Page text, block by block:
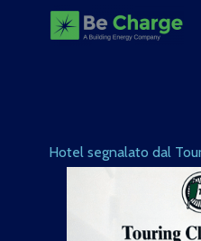
Hotel segnalato dal